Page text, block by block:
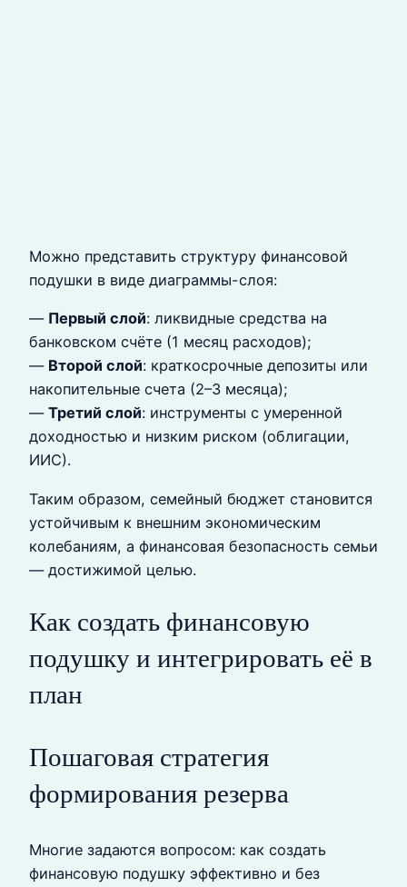
Можно представить структуру финансовой
подушки в виде диаграммы-слоя:
— Первый слой: ликвидные средства на
банковском счёте (1 месяц расходов);
— Второй слой: краткосрочные депозиты или
накопительные счета (2–3 месяца);
— Третий слой: инструменты с умеренной
доходностью и низким риском (облигации,
ИИС).
Таким образом, семейный бюджет становится
устойчивым к внешним экономическим
колебаниям, а финансовая безопасность семьи
— достижимой целью.
Как создать финансовую
подушку и интегрировать её в
план
Пошаговая стратегия
формирования резерва
Многие задаются вопросом: как создать
финансовую подушку эффективно и без